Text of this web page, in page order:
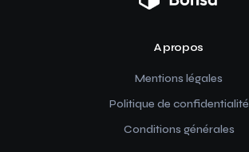
A propos
Mentions légales
Politique de confidentialité
Conditions générales